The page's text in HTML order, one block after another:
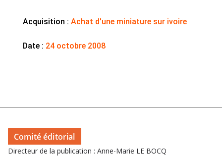
Acquisition : Achat d'une miniature sur ivoire
Date : 24 octobre 2008
Comité éditorial
Directeur de la publication : Anne-Marie LE BOCQ